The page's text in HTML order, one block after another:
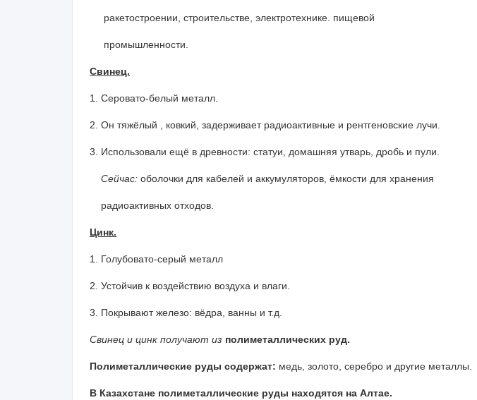
ракетостроении, строительстве, электротехнике. пищевой
промышленности.
Свинец.
1. Серовато-белый металл.
2. Он тяжёлый , ковкий, задерживает радиоактивные и рентгеновские лучи.
3. Использовали ещё в древности: статуи, домашняя утварь, дробь и пули.
Сейчас: оболочки для кабелей и аккумуляторов, ёмкости для хранения
радиоактивных отходов.
Цинк.
1. Голубовато-серый металл
2. Устойчив к воздействию воздуха и влаги.
3. Покрывают железо: вёдра, ванны и т.д.
Свинец и цинк получают из полиметаллических руд.
Полиметаллические руды содержат: медь, золото, серебро и другие металлы.
В Казахстане полиметаллические руды находятся на Алтае.